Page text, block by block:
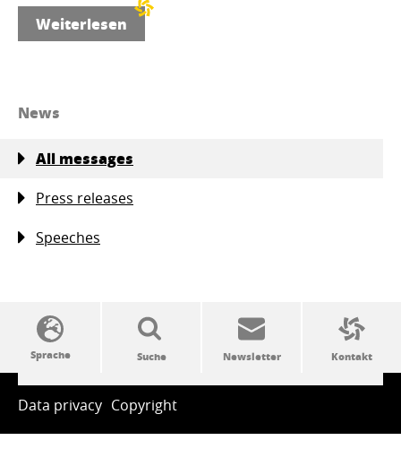
Weiterlesen
News
All messages
Press releases
Speeches
SSW-Politik von A bis Z
Data privacy Copyright